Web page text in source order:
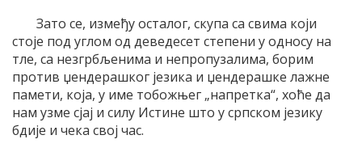
Зато се, између осталог, скупа са свима који
стоје под углом од деведесет степени у односу на
тле, са незгрбљенима и непропузалима, борим
против џендерашког језика и џендерашке лажне
памети, која, у име тобожњег „напретка“, хоће да
нам узме сјај и силу Истине што у српском језику
бдије и чека свој час.